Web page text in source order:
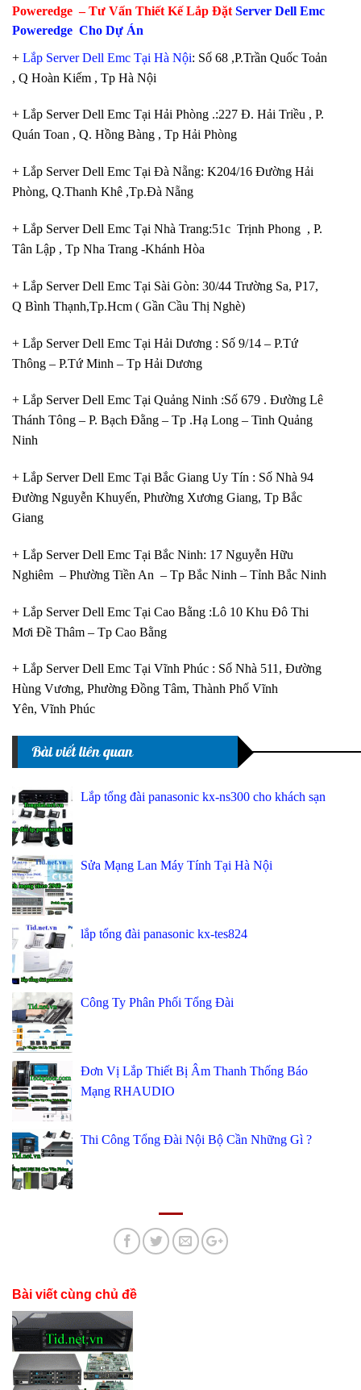
Poweredge – Tư Vấn Thiết Kế Lắp Đặt Server Dell Emc
Poweredge Cho Dự Án
+ Lắp Server Dell Emc Tại Hà Nội: Số 68 ,P.Trần Quốc Toản
, Q Hoàn Kiếm , Tp Hà Nội
+ Lắp Server Dell Emc Tại Hải Phòng .:227 Đ. Hải Triều , P.
Quán Toan , Q. Hồng Bàng , Tp Hải Phòng
+ Lắp Server Dell Emc Tại Đà Nẵng: K204/16 Đường Hải
Phòng, Q.Thanh Khê ,Tp.Đà Nẵng
+ Lắp Server Dell Emc Tại Nhà Trang:51c Trịnh Phong , P.
Tân Lập , Tp Nha Trang -Khánh Hòa
+ Lắp Server Dell Emc Tại Sài Gòn: 30/44 Trường Sa, P17,
Q Bình Thạnh,Tp.Hcm ( Gần Cầu Thị Nghè)
+ Lắp Server Dell Emc Tại Hải Dương : Số 9/14 – P.Tứ
Thông – P.Tứ Minh – Tp Hải Dương
+ Lắp Server Dell Emc Tại Quảng Ninh :Số 679 . Đường Lê
Thánh Tông – P. Bạch Đằng – Tp .Hạ Long – Tinh Quảng
Ninh
+ Lắp Server Dell Emc Tại Bắc Giang Uy Tín : Số Nhà 94
Đường Nguyễn Khuyến, Phường Xương Giang, Tp Bắc
Giang
+ Lắp Server Dell Emc Tại Bắc Ninh: 17 Nguyễn Hữu
Nghiêm – Phường Tiền An – Tp Bắc Ninh – Tỉnh Bắc Ninh
+ Lắp Server Dell Emc Tại Cao Bằng :Lô 10 Khu Đô Thi
Mơi Đề Thâm – Tp Cao Bằng
+ Lắp Server Dell Emc Tại Vĩnh Phúc : Số Nhà 511, Đường
Hùng Vương, Phường Đồng Tâm, Thành Phố Vĩnh
Yên, Vĩnh Phúc
Bài viết liên quan
Lắp tổng đài panasonic kx-ns300 cho khách sạn
Sửa Mạng Lan Máy Tính Tại Hà Nội
lắp tổng đài panasonic kx-tes824
Công Ty Phân Phối Tổng Đài
Đơn Vị Lắp Thiết Bị Âm Thanh Thống Báo
Mạng RHAUDIO
Thi Công Tổng Đài Nội Bộ Cần Những Gì ?
Bài viết cùng chủ đề